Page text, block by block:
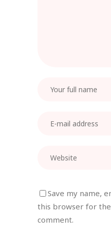
Save my name,
this browser for
comment.